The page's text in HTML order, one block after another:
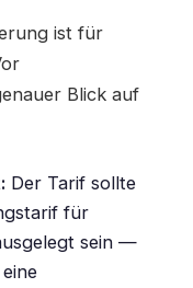
ist für
Blick auf
Der Tarif sollte
für
sein —